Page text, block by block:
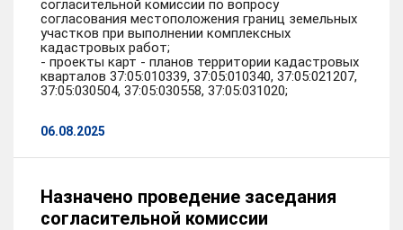
согласительной комиссии по вопросу
согласования местоположения границ земельных
участков при выполнении комплексных
кадастровых работ;
- проекты карт - планов территории кадастровых
кварталов 37:05:010339, 37:05:010340, 37:05:021207,
37:05:030504, 37:05:030558, 37:05:031020;
06.08.2025
Назначено проведение заседания
согласительной комиссии